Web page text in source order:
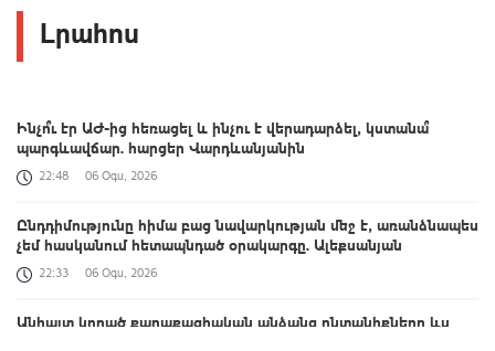
Լրահոս
Ինչո՞ւ էր ԱԺ-ից հեռացել և ինչու է վերադարձել, կստանա՞
պարգևավճար. հարցեր Վարդևանյանին
22:48 06 Օգս, 2026
Ընդդիմությունը հիմա բաց նավարկության մեջ է, առանձնապես
չեմ հասկանում հետապնդած օրակարգը. Ալեքսանյան
22:33 06 Օգս, 2026
Անհայտ կորած քաղաքացիական անձանց ընտանիքները ևս